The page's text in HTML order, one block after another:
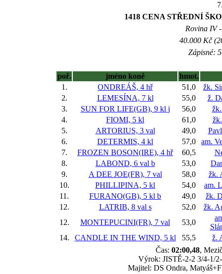
1418 CENA STŘEDNÍ
Rovina IV
40.000 Kč
Zápisné:
poř. jméno koně
hmot.
1.
ONDREÁŠ, 4 hř 51,0
žk.
2.
LEMESÍNA, 7 kl 55,0
ž.
3.
SUN FOR LIFE(GB), 9 kl j 56,0
4.
FIOMI, 5 kl 61,0
5.
ARTORIUS, 3 val 49,0
6.
DETERMIS, 4 kl 57,0
am.
7.
FROZEN BOSON(IRE), 4 hř 60,5
8.
LABOND, 6 val b 53,0
9.
A DEE JOE(FR), 7 val 58,0
žk.
10.
PHILLIPINA, 5 kl 54,0
am.
11.
FURANO(GB), 5 kl b 49,0
žk.
12.
LATRIB, 8 val s 52,0
žk.
12.
MONTEPUCINI(FR), 7 val 53,0
14.
CANDLE IN THE WIND, 5 kl 55,5
ž.
Čas: 02:00,48,
Výrok: JISTĚ-2-2 3/4-1/
Majitel: DS Ondra,